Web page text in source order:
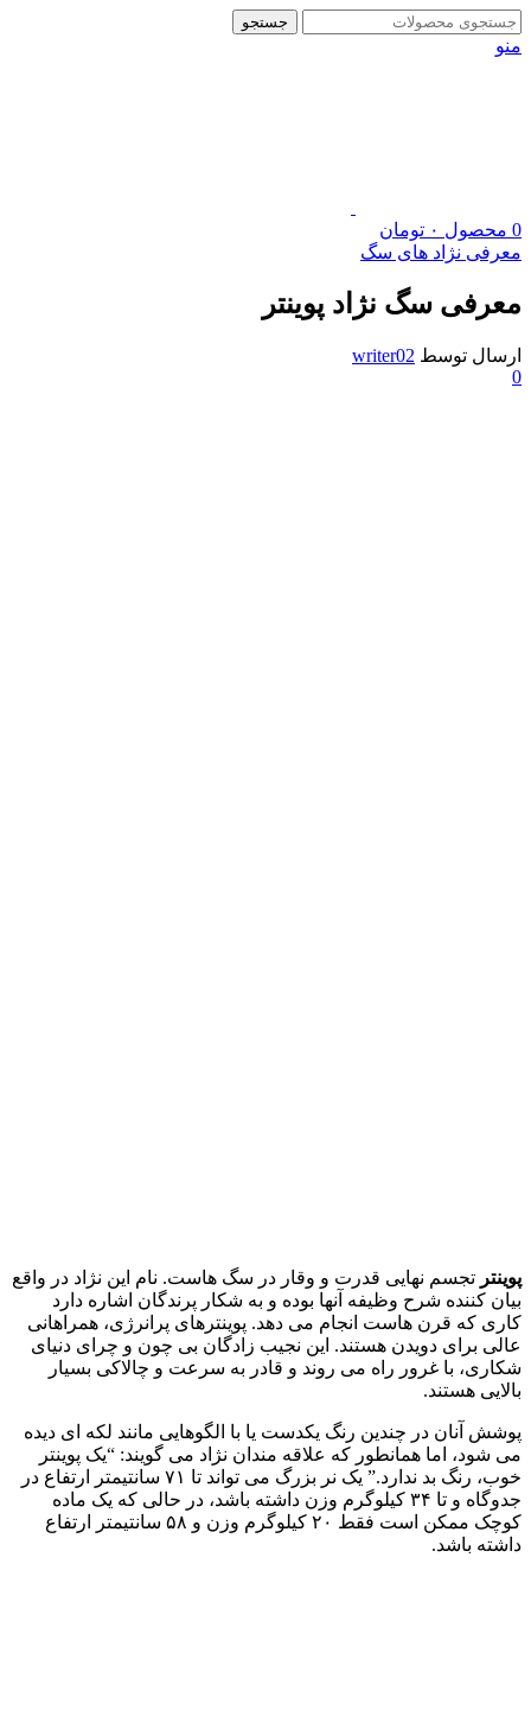
جستجو
منو
0 محصول ۰ تومان
معرفی نژاد های سگ
معرفی سگ نژاد پوینتر
ارسال توسط writer02
0
پوینتر تجسم نهایی قدرت و وقار در سگ‌ هاست. نام این نژاد در واقع
بیان کننده شرح وظیفه آنها بوده و به شکار پرندگان اشاره دارد
کاری که قرن‌ هاست انجام می‌ دهد. پوینترهای پرانرژی، همراهانی
عالی برای دویدن هستند. این نجیب‌ زادگان بی‌ چون و چرای دنیای
شکاری، با غرور راه می‌ روند و قادر به سرعت و چالاکی بسیار
بالایی هستند.
پوشش آنان در چندین رنگ یکدست یا با الگوهایی مانند لکه‌ ای دیده
می‌ شود، اما همانطور که علاقه‌ مندان نژاد می‌ گویند: “یک پوینتر
خوب، رنگ بد ندارد.” یک نر بزرگ می‌ تواند تا ۷۱ سانتیمتر ارتفاع در
جدوگاه و تا ۳۴ کیلوگرم وزن داشته باشد، در حالی که یک ماده
کوچک ممکن است فقط ۲۰ کیلوگرم وزن و ۵۸ سانتیمتر ارتفاع
داشته باشد.